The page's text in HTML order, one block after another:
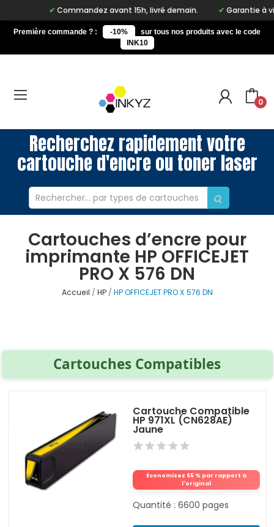
Commandez avant 15h, livré demain. Garantie à vie
Première commande ? : -10%
sur tous nos produits avec le code
INK10
0
Recherchez rapidement votre
cartouche d'encre ou toner laser
Cartouches d’encre pour
imprimante HP OFFICEJET
PRO X 576 DN
Accueil HP HP OFFICEJET PRO X 576 DN
Cartouches Compatibles
Cartouche Compatible
HP 971XL (CN628AE)
Jaune
Économisez 65 % par rapport à
l'original
Quantité : 6600 pages